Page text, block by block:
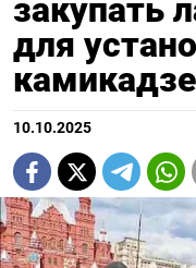
закупать
для
камикадзе
10.10.2025